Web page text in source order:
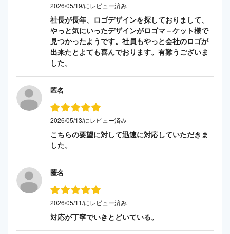
2026/05/19/にレビュー済み
社長が長年、ロゴデザインを探しておりまして、
やっと気にいったデザインがロゴマ－ケット様で
見つかったようです。社員もやっと会社のロゴが
出来たとよても喜んでおります。有難うございま
した。
匿名
2026/05/13/にレビュー済み
こちらの要望に対して迅速に対応していただきま
した。
匿名
2026/05/11/にレビュー済み
対応が丁寧でいきとどいている。